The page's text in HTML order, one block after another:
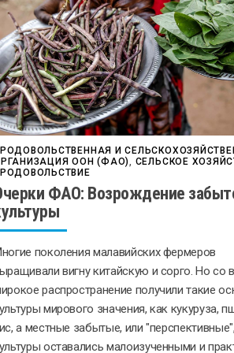
И
ООН (ФАО), СЕЛЬСКОЕ
ФАО: Возрождение
поколения малавийских фермеров
вигну китайскую и сорго. Но со
распространение получили такие
мирового значения, как кукуруза,
а местные забытые, или "перспективные",
оставались малоизученными и